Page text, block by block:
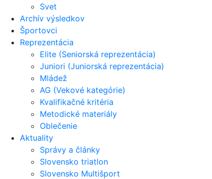
Svet
Archív výsledkov
Športovci
Reprezentácia
Elite (Seniorská reprezentácia)
Juniori (Juniorská reprezentácia)
Mládež
AG (Vekové kategórie)
Kvalifikačné kritéria
Metodické materiály
Oblečenie
Aktuality
Správy a články
Slovensko triatlon
Slovensko Multišport